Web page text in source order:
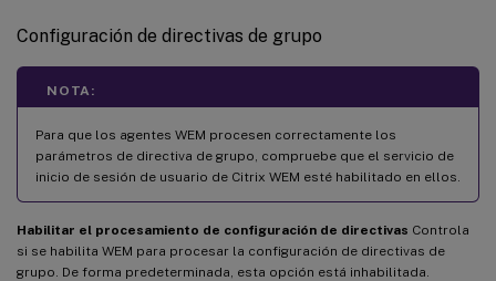
Configuración de directivas de grupo
NOTA:
Para que los agentes WEM procesen correctamente los
parámetros de directiva de grupo, compruebe que el servicio de
inicio de sesión de usuario de Citrix WEM esté habilitado en ellos.
Habilitar el procesamiento de configuración de directivas Controla
si se habilita WEM para procesar la configuración de directivas de
grupo. De forma predeterminada, esta opción está inhabilitada.